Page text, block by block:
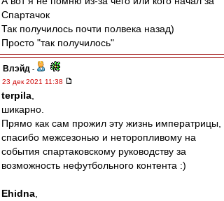
Спартачок
Так получилось почти полвека назад)
Просто "так получилось"
Влэйд -
23 дек 2021 11:38
terpila
шикарно.
Прямо как сам прожил эту жизнь императрицы,
спасибо межсезонью и неторопливому на
события спартаковскому руководству за
возможность нефутбольного контента :)
Ehidna